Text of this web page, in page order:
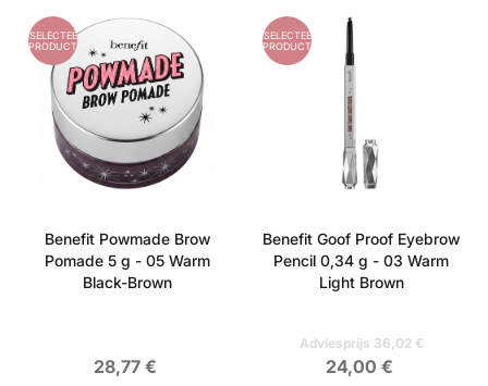
GESELECTEERD
PRODUCT
Benefit Powmade Brow
Pomade 5 g - 05 Warm
Black-Brown
28,77 €
GESELECTEERD
PRODUCT
Benefit Goof Proof Eyebrow
Pencil 0,34 g - 03 Warm
Light Brown
Adviesprijs 36,02 €
24,00 €